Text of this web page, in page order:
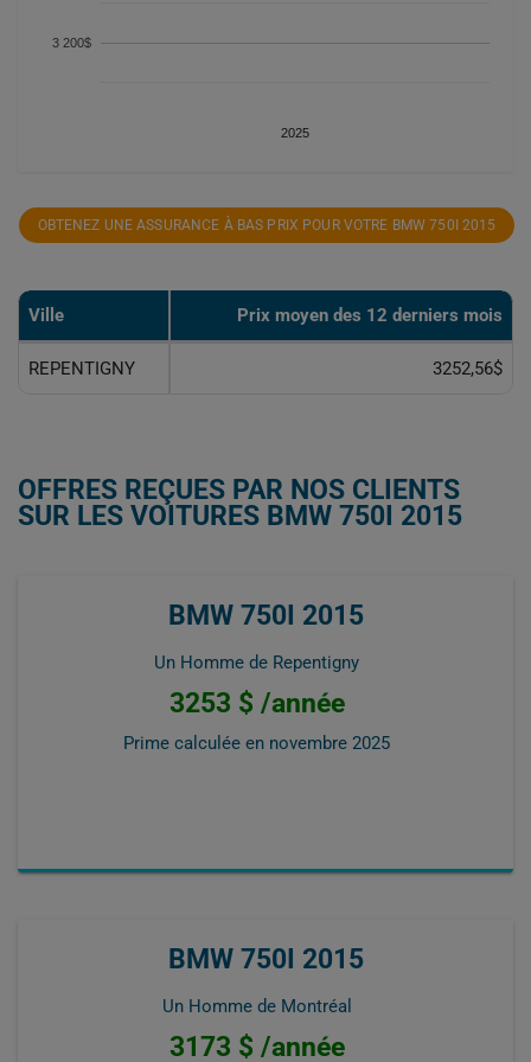
2025
3 200$
OBTENEZ UNE ASSURANCE À BAS PRIX POUR VOTRE BMW 750I 2015
Ville Prix ​​moyen des 12 derniers mois
REPENTIGNY 3252,56$
OFFRES REÇUES PAR NOS CLIENTS
SUR LES VOITURES BMW 750I 2015
BMW 750I 2015
Un Homme de Repentigny
3253 $ /année
Prime calculée en novembre 2025
BMW 750I 2015
Un Homme de Montréal
3173 $ /année